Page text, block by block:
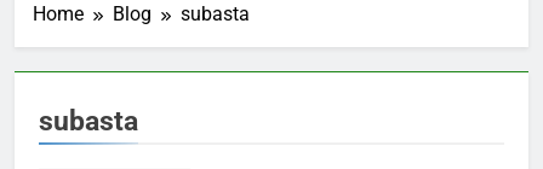
Home Blog subasta
subasta